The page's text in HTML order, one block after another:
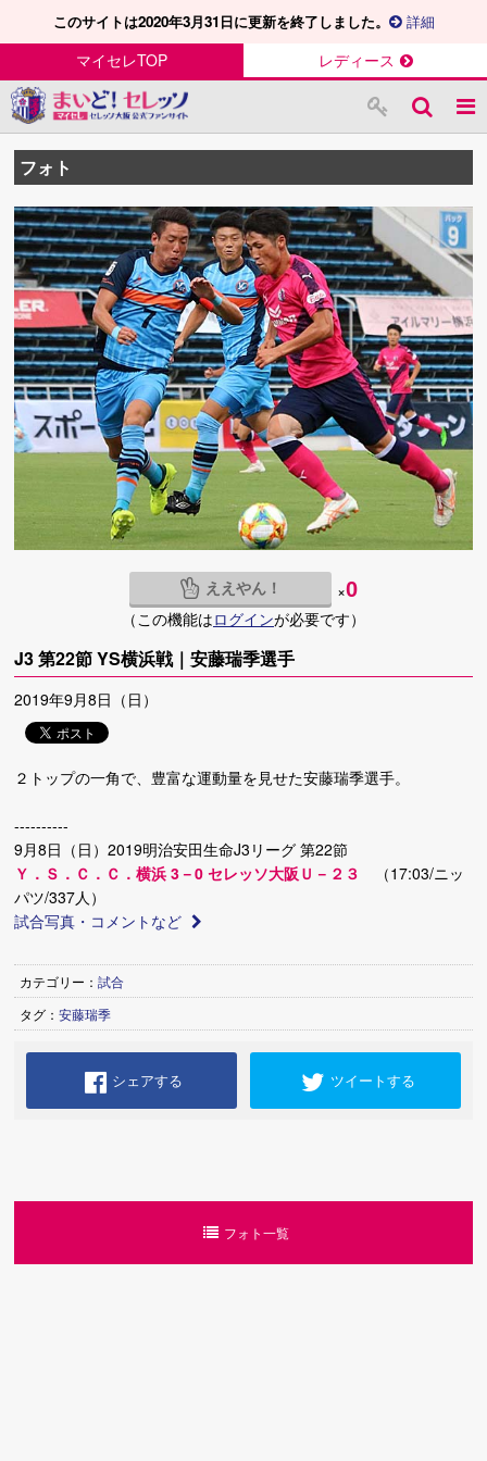
このサイトは2020年3月31日に更新を終了しました。 詳細
マイセレTOP レディース
フォト
ええやん！ ×0
（この機能はログインが必要です）
J3 第22節 YS横浜戦｜安藤瑞季選手
2019年9月8日（日）
２トップの一角で、豊富な運動量を見せた安藤瑞季選手。
----------
9月8日（日）2019明治安田生命J3リーグ 第22節
Ｙ．Ｓ．Ｃ．Ｃ．横浜 3－0 セレッソ大阪Ｕ－２３
（17:03/ニッ
パツ/337人）
試合写真・コメントなど
カテゴリー：試合
タグ：安藤瑞季
シェアする ツイートする
フォト一覧